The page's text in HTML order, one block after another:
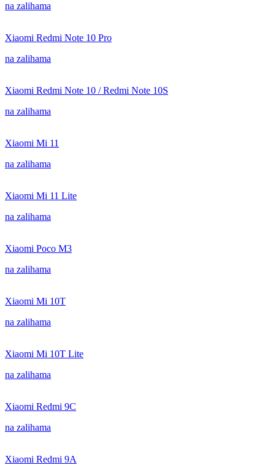
na zalihama
Xiaomi Redmi Note 10 Pro
na zalihama
Xiaomi Redmi Note 10 / Redmi Note 10S
na zalihama
Xiaomi Mi 11
na zalihama
Xiaomi Mi 11 Lite
na zalihama
Xiaomi Poco M3
na zalihama
Xiaomi Mi 10T
na zalihama
Xiaomi Mi 10T Lite
na zalihama
Xiaomi Redmi 9C
na zalihama
Xiaomi Redmi 9A